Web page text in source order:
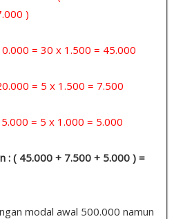
)
= 30 x 1.500 = 45.000
= 5 x 1.500 = 7.500
5 x 1.000 = 5.000
: ( 45.000 + 7.500 + 5.000 ) =
modal awal 500.000 namun